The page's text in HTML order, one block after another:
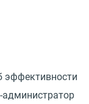
эффективности
администратор